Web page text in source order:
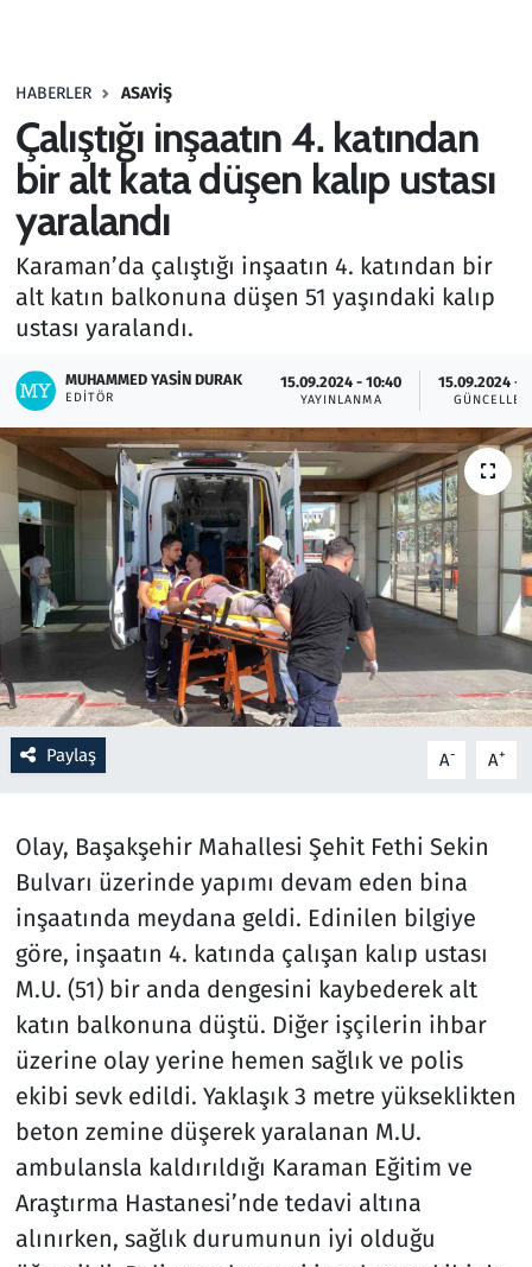
HABERLER ASAYIŞ
Çalıştığı inşaatın 4. katından
bir alt kata düşen kalıp ustası
yaralandı
Karaman’da çalıştığı inşaatın 4. katından bir
alt katın balkonuna düşen 51 yaşındaki kalıp
ustası yaralandı.
MUHAMMED YASIN DURAK
EDITÖR
15.09.2024 - 10:40
YAYINLANMA
15.09.2024 -
Paylaş A- A+
Olay, Başakşehir Mahallesi Şehit Fethi Sekin
Bulvarı üzerinde yapımı devam eden bina
inşaatında meydana geldi. Edinilen bilgiye
göre, inşaatın 4. katında çalışan kalıp ustası
M.U. (51) bir anda dengesini kaybederek alt
katın balkonuna düştü. Diğer işçilerin ihbar
üzerine olay yerine hemen sağlık ve polis
ekibi sevk edildi. Yaklaşık 3 metre yükseklikten
beton zemine düşerek yaralanan M.U.
ambulansla kaldırıldığı Karaman Eğitim ve
Araştırma Hastanesi’nde tedavi altına
alınırken, sağlık durumunun iyi olduğu
Haber
Kültür Sanat
Kurumsal Haberler
Lezzet Durağı
Memur ve Kamu
Otomobil
Oyun
Ramazan
Resmi İlanlar
Rüya Tabirleri
Sağlık
Savunma Sanayi
Spor
Teknoloji ve Bilim
Televizyon